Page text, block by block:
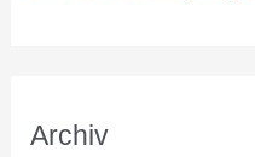
Archiv